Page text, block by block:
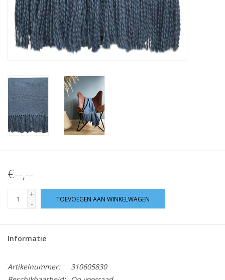
€--,--
+
-
TOEVOEGEN AAN WINKELWAGEN
Informatie
Artikelnummer:
310605830